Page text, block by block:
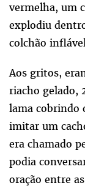
vermelha, um
explodiu
colchão
Aos gritos,
riacho gelado,
lama cobrindo
imitar um
era chamado
podia
oração entre